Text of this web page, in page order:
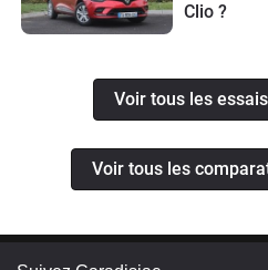
Clio ?
Voir tous les
Voir tous les